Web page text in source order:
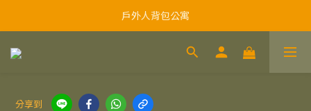
戶外人背包公寓
分享到